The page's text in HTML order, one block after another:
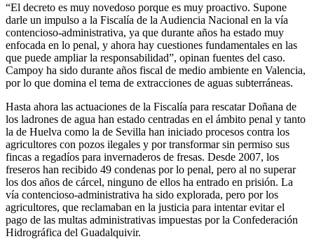
“El decreto es muy novedoso porque es muy proactivo. Supone
darle un impulso a la Fiscalía de la Audiencia Nacional en la vía
contencioso-administrativa, ya que durante años ha estado muy
enfocada en lo penal, y ahora hay cuestiones fundamentales en las
que puede ampliar la responsabilidad”, opinan fuentes del caso.
Campoy ha sido durante años fiscal de medio ambiente en Valencia,
por lo que domina el tema de extracciones de aguas subterráneas.
Hasta ahora las actuaciones de la Fiscalía para rescatar Doñana de
los ladrones de agua han estado centradas en el ámbito penal y tanto
la de Huelva como la de Sevilla han iniciado procesos contra los
agricultores con pozos ilegales y por transformar sin permiso sus
fincas a regadíos para invernaderos de fresas. Desde 2007, los
freseros han recibido 49 condenas por lo penal, pero al no superar
los dos años de cárcel, ninguno de ellos ha entrado en prisión. La
vía contencioso-administrativa ha sido explorada, pero por los
agricultores, que reclamaban en la justicia para intentar evitar el
pago de las multas administrativas impuestas por la Confederación
Hidrográfica del Guadalquivir.